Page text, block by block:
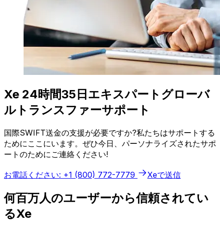
Xe 24時間35日エキスパートグローバ
ルトランスファーサポート
国際SWIFT送金の支援が必要ですか?私たちはサポートする
ためにここにいます。ぜひ今日、パーソナライズされたサポ
ートのためにご連絡ください!
お電話ください: +1 (800) 772-7779 Xeで送信
何百万人のユーザーから信頼されてい
るXe